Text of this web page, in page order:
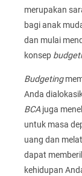
merupakan
bagi anak
dan mulai
konsep
Budgeting
Anda
BCA juga
untuk masa
uang dan
dapat
kehidupan